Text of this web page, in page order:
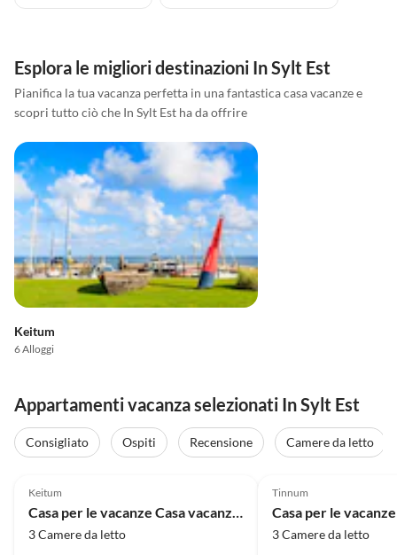
Esplora le migliori destinazioni In Sylt Est
Pianifica la tua vacanza perfetta in una fantastica casa vacanze e
scopri tutto ciò che In Sylt Est ha da offrire
Keitum
6 Alloggi
Appartamenti vacanza selezionati In Sylt Est
Consigliato Ospiti Recensione
Camere da letto
Keitum
3 Camere da letto
Tinnum
3 Camere da letto